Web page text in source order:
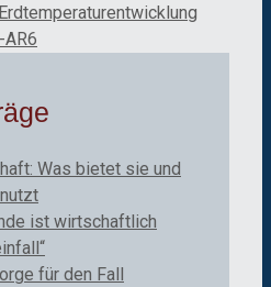
Erdtemperaturentwicklung
AR6
Was bietet sie und
ist wirtschaftlich
für den Fall